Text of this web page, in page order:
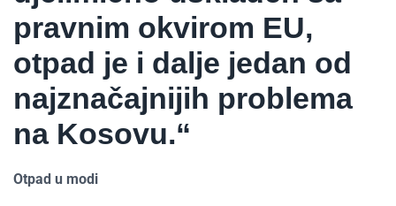
pravnim okvirom EU,
otpad je i dalje jedan od
najznačajnijih problema
na Kosovu.“
Otpad u modi